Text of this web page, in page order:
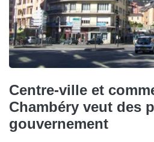
Centre-ville et
Chambéry veut des
gouvernement